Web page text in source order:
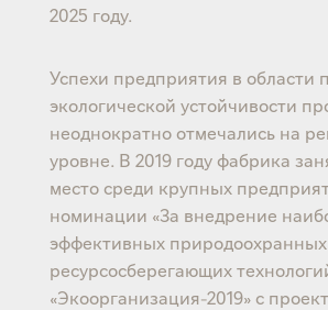
2025 году.
Успехи предприятия в области
экологической устойчивости
неоднократно отмечались на
уровне. В 2019 году фабрика
место среди крупных
номинации «За внедрение
эффективных
ресурсосберегающих
«Экоорганизация-2019» с